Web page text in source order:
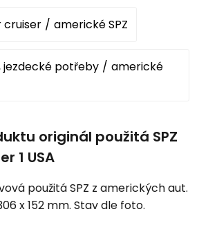
americké SPZ
jezdecké potřeby
americké
originál použitá SPZ
1 USA
použitá SPZ z amerických aut.
x 152 mm. Stav dle foto.